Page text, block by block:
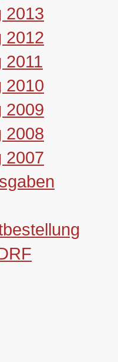
2013
2012
2011
2010
2009
2008
2007